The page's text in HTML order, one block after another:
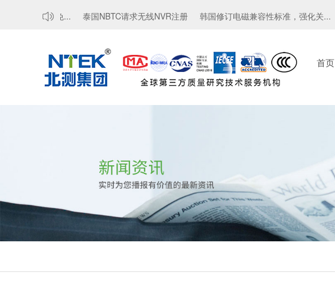
要求，豁免... 泰国NBTC请求无线NVR注册 韩国修订电磁兼容性标准，强化关...
首页